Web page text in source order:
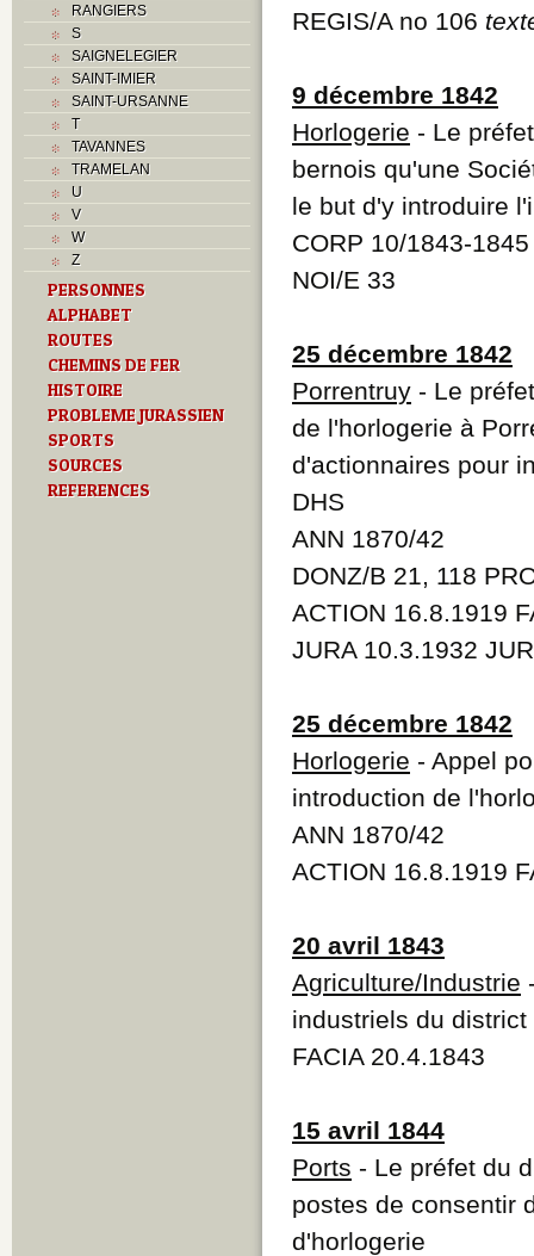
H
I
J
K
M
Monuments historiques
Paroisses
R
S
Sociétés locales
T
U
V
Z
RANGIERS
S
SAIGNELEGIER
SAINT-IMIER
SAINT-URSANNE
T
TAVANNES
TRAMELAN
U
V
W
Z
PERSONNES
ALPHABET
ROUTES
CHEMINS DE FER
HISTOIRE
PROBLEME JURASSIEN
SPORTS
SOURCES
REFERENCES
REGIS/A no 106
9 décembre 1842
Horlogerie - Le
bernois qu'une
le but d'y introduire
CORP 10/1843-
NOI/E 33
25 décembre 1842
Porrentruy - Le
de l'horlogerie à
d'actionnaires pour
DHS
ANN 1870/42
DONZ/B 21, 118
ACTION 16.8.1919
JURA 10.3.1932
25 décembre 1842
Horlogerie - Appel
introduction de
ANN 1870/42
ACTION 16.8.1919
20 avril 1843
Agriculture/Industrie
industriels du
FACIA 20.4.1843
15 avril 1844
Ports - Le préfet du
postes de consentir
d'horlogerie